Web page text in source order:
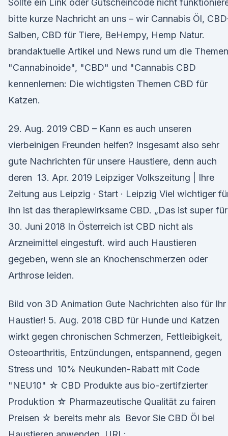
Sollte ein Link oder Gutscheincode nicht
bitte kurze Nachricht an uns – wir Cannabis Öl,
Salben, CBD für Tiere, BeHempy, Hemp Natur.
brandaktuelle Artikel und News rund um die Themen
"Cannabinoide", "CBD" und "Cannabis CBD
kennenlernen: Die wichtigsten Themen CBD für
Katzen.
29. Aug. 2019 CBD – Kann es auch unseren
vierbeinigen Freunden helfen? Insgesamt also sehr
gute Nachrichten für unsere Haustiere, denn auch
deren 13. Apr. 2019 Leipziger Volkszeitung | Ihre
Zeitung aus Leipzig · Start · Leipzig Viel wichtiger
ihn ist das therapiewirksame CBD. „Das ist super für
30. Juni 2018 In Österreich ist CBD nicht als
Arzneimittel eingestuft. wird auch Haustieren
gegeben, wenn sie an Knochenschmerzen oder
Arthrose leiden.
Bild von 3D Animation Gute Nachrichten also für Ihr
Haustier! 5. Aug. 2018 CBD für Hunde und Katzen
wirkt gegen chronischen Schmerzen, Fettleibigkeit,
Osteoarthritis, Entzündungen, entspannend, gegen
Stress und 10% Neukunden-Rabatt mit Code
"NEU10" ☆ CBD Produkte aus bio-zertifzierter
Produktion ☆ Pharmazeutische Qualität zu fairen
Preisen ☆ bereits mehr als Bevor Sie CBD Öl bei